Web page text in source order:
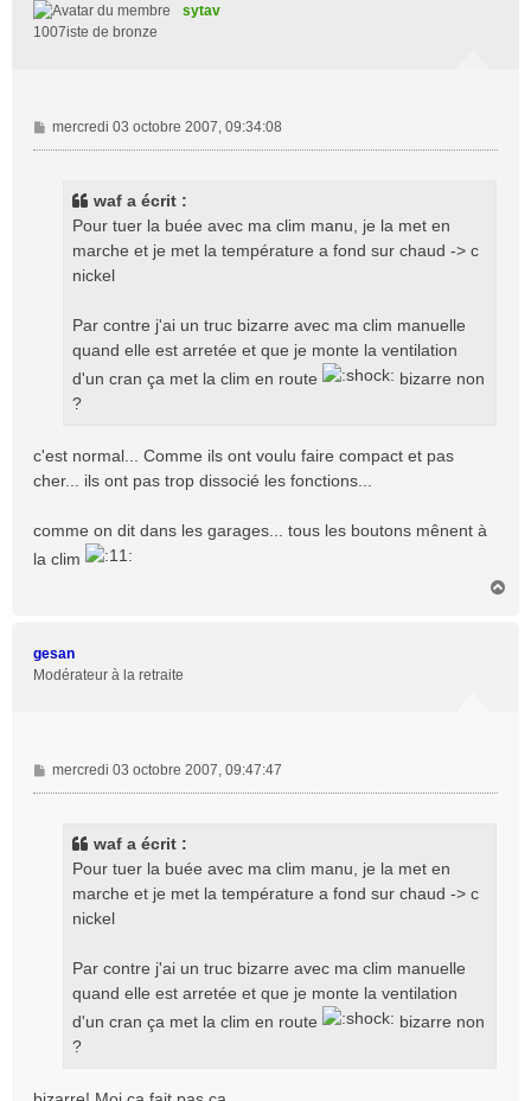
sytav
1007iste de bronze
M
e
mercredi 03 octobre 2007, 09:34:08
waf a écrit :
Pour tuer la buée avec ma clim manu, je la met en
marche et je met la température a fond sur chaud -> c
nickel
Par contre j'ai un truc bizarre avec ma clim manuelle
quand elle est arretée et que je monte la ventilation
d'un cran ça met la clim en route
bizarre non
?
c'est normal... Comme ils ont voulu faire compact et pas
cher... ils ont pas trop dissocié les fonctions...
comme on dit dans les garages... tous les boutons mênent à
la clim
gesan
Modérateur à la retraite
M
e
mercredi 03 octobre 2007, 09:47:47
waf a écrit :
Pour tuer la buée avec ma clim manu, je la met en
marche et je met la température a fond sur chaud -> c
nickel
Par contre j'ai un truc bizarre avec ma clim manuelle
quand elle est arretée et que je monte la ventilation
d'un cran ça met la clim en route
bizarre non
?